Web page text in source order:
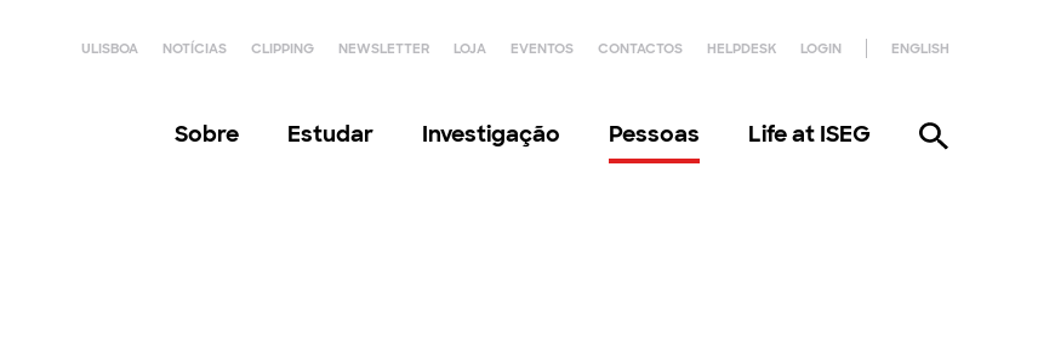
ULISBOA NOTÍCIAS CLIPPING NEWSLETTER LOJA EVENTOS CONTACTOS HELPDESK LOGIN ENGLISH
Sobre Estudar Investigação Pessoas Life at ISEG